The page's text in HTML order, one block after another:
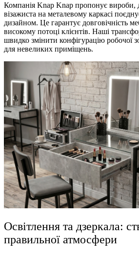
Компанія Knap Knap пропонує вироби,
візажиста на металевому каркасі
дизайном. Це гарантує довговічність
високому потоці клієнтів. Наші
швидко змінити конфігурацію робочої
для невеликих приміщень.
Освітлення та дзеркала:
правильної атмосфери